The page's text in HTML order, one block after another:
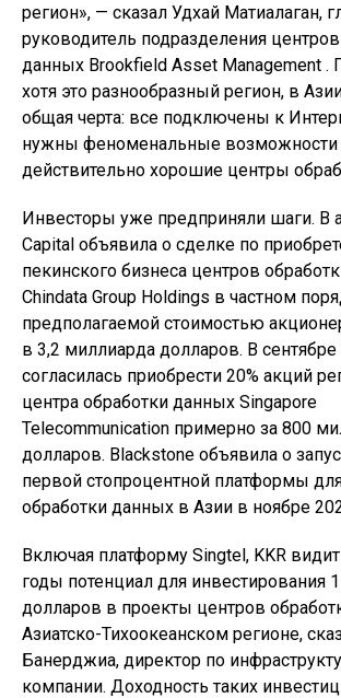
регион», — сказал Удхай Матиалаган,
руководитель подразделения
данных Brookfield Asset Management .
хотя это разнообразный регион, в
общая черта: все подключены к
нужны феноменальные возможности
действительно хорошие центры
Инвесторы уже предприняли шаги. В
Capital объявила о сделке по
пекинского бизнеса центров
Chindata Group Holdings в частном
предполагаемой стоимостью
в 3,2 миллиарда долларов. В сентябре
согласилась приобрести 20% акций
центра обработки данных Singapore
Telecommunication примерно за 800
долларов. Blackstone объявила о
первой стопроцентной платформы
обработки данных в Азии в ноябре
Включая платформу Singtel, KKR
годы потенциал для инвестирования
долларов в проекты центров
Азиатско-Тихоокеанском регионе,
Банерджиа, директор по
компании. Доходность таких